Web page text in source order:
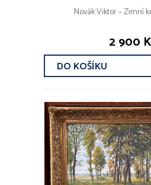
Novák Viktor – Zimní
2 900
DO KOŠÍKU